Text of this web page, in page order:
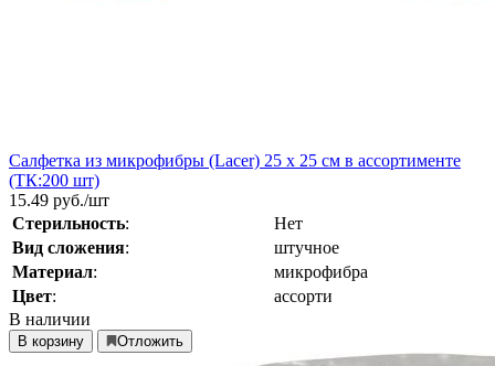
Салфетка из микрофибры (Lacer) 25 х 25 см в ассортименте
(ТК:200 шт)
15.49 руб./шт
Стерильность:
Нет
Вид сложения:
штучное
Материал:
микрофибра
Цвет:
ассорти
В наличии
В корзину Отложить